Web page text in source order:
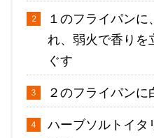
１のフライパンに
れ、弱火で香りを
ぐす
２のフライパンに
ハーブソルトイタ